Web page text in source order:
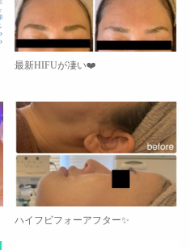
最新HIFUが凄い❤️
ハイフビフォーアフター✨